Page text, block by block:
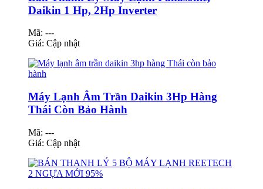
Daikin 1 Hp, 2Hp Inverter
Mã: ---
Giá: Cập nhật
Máy Lạnh Âm Trần Daikin 3Hp Hàng
Thái Còn Bảo Hành
Mã: ---
Giá: Cập nhật